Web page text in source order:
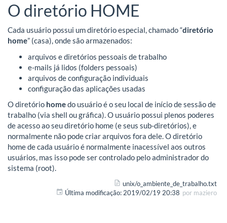
O diretório HOME
Cada usuário possui um diretório especial, chamado “diretório
home” (casa), onde são armazenados:
arquivos e diretórios pessoais de trabalho
e-mails já lidos (folders pessoais)
arquivos de configuração individuais
configuração das aplicações usadas
O diretório homedo usuário é o seu local de início de sessão de
trabalho (via shell ou gráfica). O usuário possui plenos poderes
de acesso ao seu diretório home (e seus sub-diretórios), e
normalmente não pode criar arquivos fora dele. O diretório
home de cada usuário é normalmente inacessível aos outros
usuários, mas isso pode ser controlado pelo administrador do
sistema (root).
unix/o_ambiente_de_trabalho.txt
Última modificação: 2019/02/19 20:38 por maziero